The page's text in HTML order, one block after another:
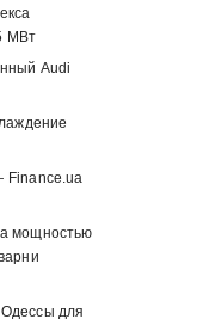
МВт
Audi
Finance.ua
мощностью
для